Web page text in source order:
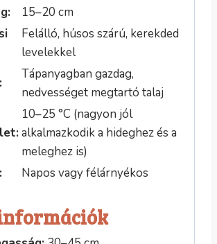
15–20 cm
Felálló, húsos szárú, kerekded
levelekkel
Tápanyagban gazdag,
nedvességet megtartó talaj
10–25 °C (nagyon jól
alkalmazkodik a hideghez és a
meleghez is)
Napos vagy félárnyékos